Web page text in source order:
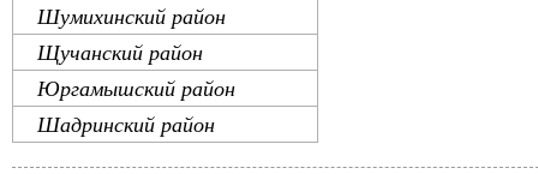
Шумихинский район
Щучанский район
Юргамышский район
Шадринский район